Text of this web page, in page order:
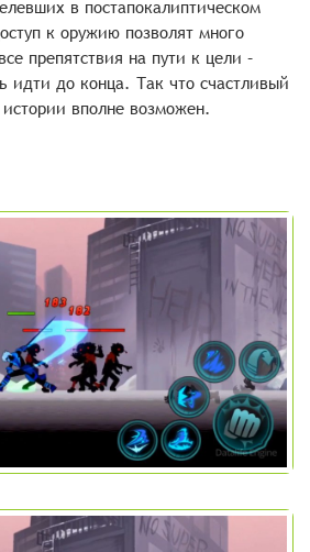
в постапокалиптическом
к оружию позволят много
препятствия на пути к цели –
идти до конца. Так что счастливый
вполне возможен.